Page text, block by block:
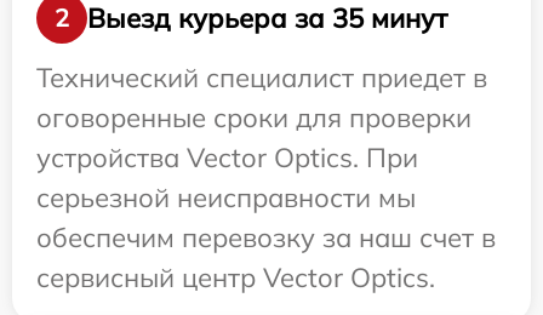
2
Выезд курьера за 35 минут
Технический специалист приедет в
оговоренные сроки для проверки
устройства Vector Optics. При
серьезной неисправности мы
обеспечим перевозку за наш счет в
сервисный центр Vector Optics.